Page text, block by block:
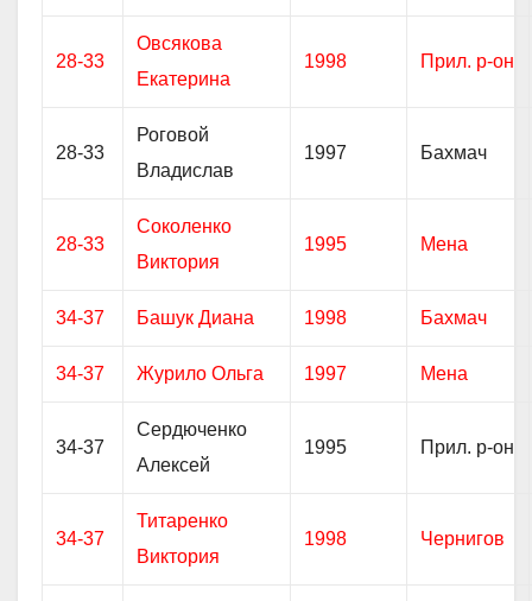
28-33
Овсякова
Екатерина
1998 Прил. р-он
28-33
Роговой
Владислав
1997 Бахмач
28-33
Соколенко
Виктория
1995 Мена
34-37 Башук Диана 1998 Бахмач
34-37 Журило Ольга 1997 Мена
34-37
Сердюченко
Алексей
1995 Прил. р-он
34-37
Титаренко
Виктория
1998 Чернигов